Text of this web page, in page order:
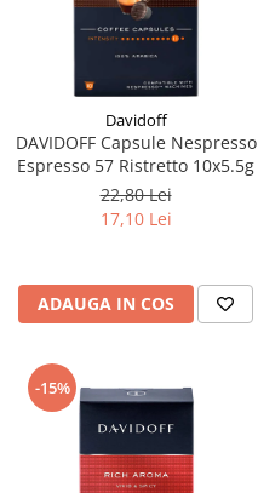
Davidoff
DAVIDOFF Capsule Nespresso
Espresso 57 Ristretto 10x5.5g
22,80 Lei
17,10 Lei
ADAUGA IN COS
-15%